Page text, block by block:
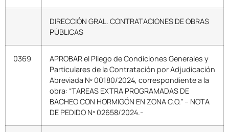
DIRECCIÓN GRAL. CONTRATACIONES DE OBRAS
PÚBLICAS
0369
APROBAR el Pliego de Condiciones Generales y
Particulares de la Contratación por Adjudicación
Abreviada Nº 00180/2024, correspondiente a la
obra: “TAREAS EXTRA PROGRAMADAS DE
BACHEO CON HORMIGÓN EN ZONA C.O.” – NOTA
DE PEDIDO Nº 02658/2024.-